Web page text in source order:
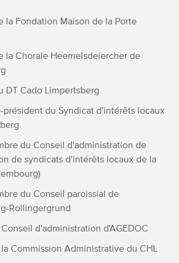
la Fondation Maison de la Porte
la Chorale Heemelsdeiercher de
DT Cado Limpertsberg
du Syndicat d'intérêts locaux
du Conseil d'administration de
de syndicats d'intérêts locaux de la
du Conseil paroissial de
Rollingergrund
d'administration d'AGEDOC
Commission Administrative du CHL